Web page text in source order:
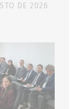
DE 2026